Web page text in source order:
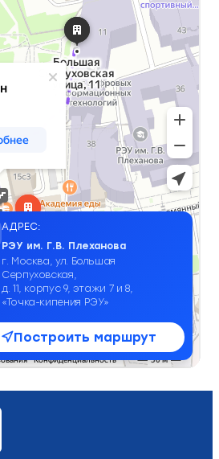
АДРЕС:
РЭУ им. Г.В. Плеханова
г. Москва, ул. Большая
Серпуховская,
д. 11, корпус 9, этажи 7 и 8,
«Точка-кипения РЭУ»
Построить маршрут